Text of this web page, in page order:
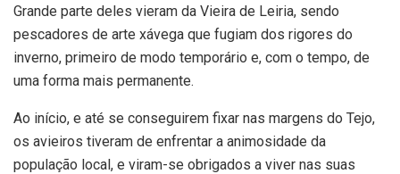
Grande parte deles vieram da Vieira de Leiria, sendo
pescadores de arte xávega que fugiam dos rigores do
inverno, primeiro de modo temporário e, com o tempo, de
uma forma mais permanente.
Ao início, e até se conseguirem fixar nas margens do Tejo,
os avieiros tiveram de enfrentar a animosidade da
população local, e viram-se obrigados a viver nas suas